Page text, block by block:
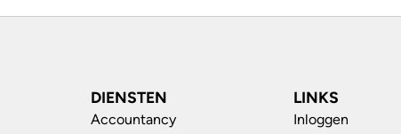
DIENSTEN
Accountancy
LINKS
Inloggen